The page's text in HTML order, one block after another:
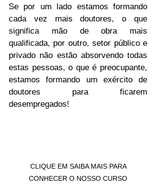
Se por um lado estamos formando
cada vez mais doutores, o que
significa mão de obra mais
qualificada, por outro, setor público e
privado não estão absorvendo todas
estas pessoas, o que é preocupante,
estamos formando um exército de
doutores para ficarem
desempregados!
CONHECER O NOSSO CURSO